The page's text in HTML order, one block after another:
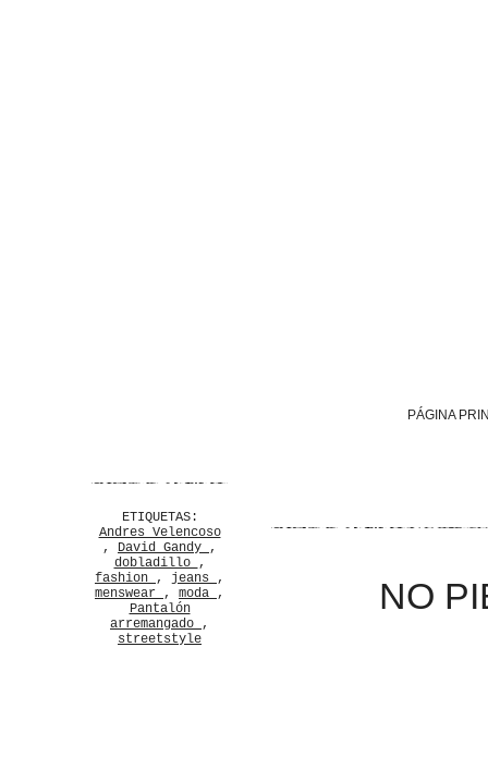
PÁGINA
NO
ETIQUETAS:
Andres Velencoso
, David Gandy ,
dobladillo ,
fashion , jeans ,
menswear , moda ,
Pantalón
arremangado ,
streetstyle